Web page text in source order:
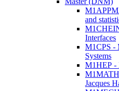
and
Interfaces
M1CPS -
Systems
M1HEP -
Jacques